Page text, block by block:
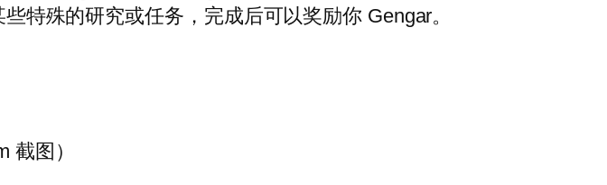
特殊的研究或任务，完成后可以奖励你 Gengar。
截图）